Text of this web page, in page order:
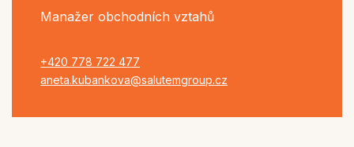
Manažer obchodních vztahů
+420 778 722 477
aneta.kubankova@salutemgroup.cz